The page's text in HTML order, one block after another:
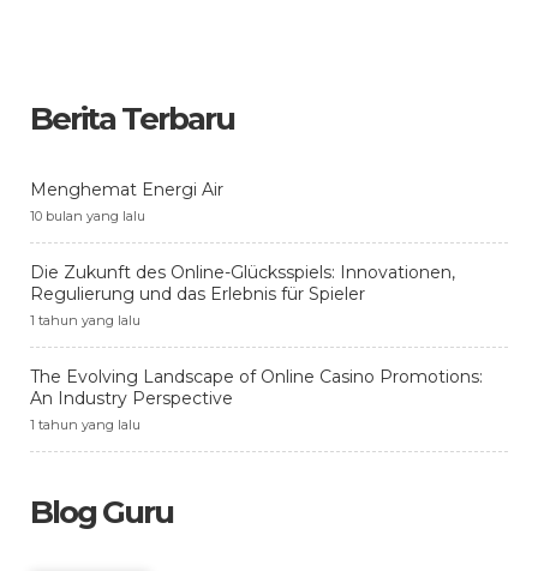
Berita Terbaru
Menghemat Energi Air
10 bulan yang lalu
Die Zukunft des Online-Glücksspiels: Innovationen,
Regulierung und das Erlebnis für Spieler
1 tahun yang lalu
The Evolving Landscape of Online Casino Promotions:
An Industry Perspective
1 tahun yang lalu
Blog Guru